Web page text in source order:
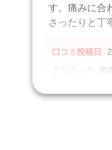
す。痛みに合
さったりと丁
口コミ投稿日
クリニック
湘